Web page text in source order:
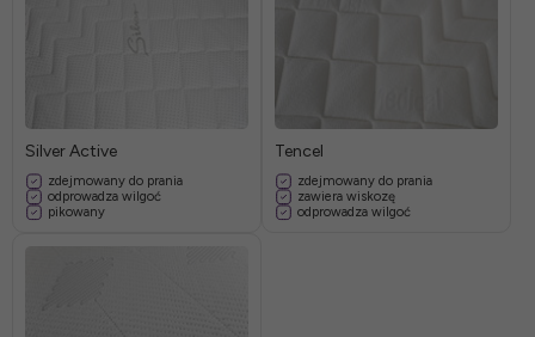
Silver Active
zdejmowany do prania
odprowadza wilgoć
pikowany
Tencel
zdejmowany do prania
zawiera wiskozę
odprowadza wilgoć